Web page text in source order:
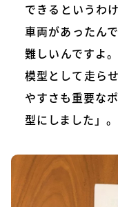
できるというわ
車両があったん
難しいんですよ
模型として走ら
やすさも重要な
型にしました」。